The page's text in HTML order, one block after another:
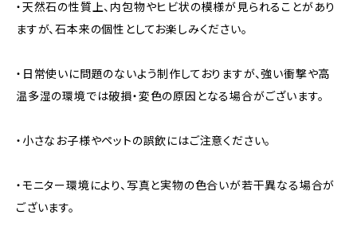
・天然石の性質上、内包物やヒビ状の模様が見られることがあり
ますが、石本来の個性としてお楽しみください。
・日常使いに問題のないよう制作しておりますが、強い衝撃や高
温多湿の環境では破損・変色の原因となる場合がございます。
・小さなお子様やペットの誤飲にはご注意ください。
・モニター環境により、写真と実物の色合いが若干異なる場合が
ございます。